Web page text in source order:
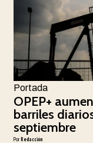
Portada
OPEP+
barriles
septiembre
PorRedacción